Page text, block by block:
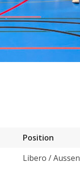
Position
Libero / Aussen